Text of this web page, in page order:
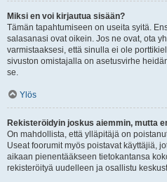
Miksi en voi kirjautua sisään?
Tämän tapahtumiseen on useita syitä.
salasanasi ovat oikein. Jos ne ovat, ota
varmistaaksesi, että sinulla ei ole
sivuston omistajalla on asetusvirhe
se.
Ylös
Rekisteröidyin joskus aiemmin, mutta
On mahdollista, että ylläpitäjä on
Useat foorumit myös poistavat käyttäjiä,
aikaan pienentääkseen tietokantansa
rekisteröityä uudelleen ja osallistu